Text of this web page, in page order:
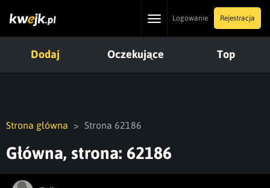
ToggleLogowanie Rejestracja
Dodaj Oczekujące Top
Strona główna Strona 62186
Główna, strona: 62186